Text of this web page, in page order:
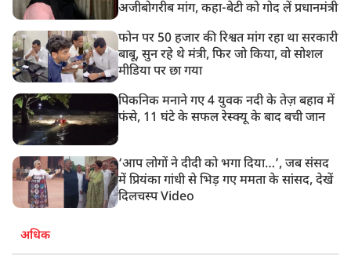
अजीबोगरीब मांग, कहा-बेटी को गोद लें प्रधानमंत्री
फोन पर 50 हजार की रिश्वत मांग रहा था सरकारी
बाबू, सुन रहे थे मंत्री, फिर जो किया, वो सोशल
मीडिया पर छा गया
पिकनिक मनाने गए 4 युवक नदी के तेज़ बहाव में
फंसे, 11 घंटे के सफल रेस्क्यू के बाद बची जान
‘आप लोगों ने दीदी को भगा दिया…’, जब संसद
में प्रियंका गांधी से भिड़ गए ममता के सांसद, देखें
दिलचस्प Video
अधिक